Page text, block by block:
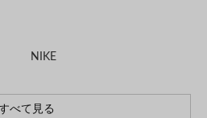
NIKE
べて見る